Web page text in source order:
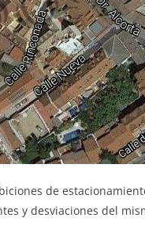
de
y desviaciones del